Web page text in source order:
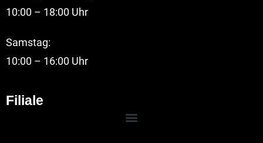
10:00 – 18:00 Uhr
Samstag:
10:00 – 16:00 Uhr
Filiale